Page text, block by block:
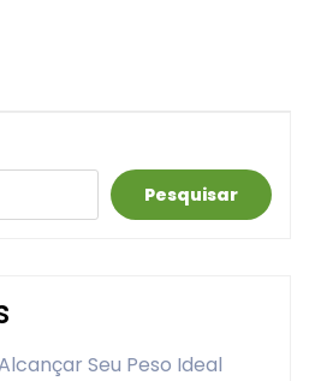
Pesquisar
Seu Peso Ideal